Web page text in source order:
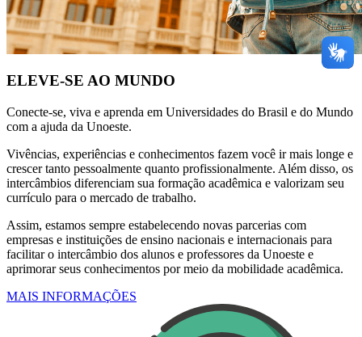
ELEVE-SE AO MUNDO
Conecte-se, viva e aprenda em Universidades do Brasil e do Mundo
com a ajuda da Unoeste.
Vivências, experiências e conhecimentos fazem você ir mais longe e
crescer tanto pessoalmente quanto profissionalmente. Além disso, os
intercâmbios diferenciam sua formação acadêmica e valorizam seu
currículo para o mercado de trabalho.
Assim, estamos sempre estabelecendo novas parcerias com
empresas e instituições de ensino nacionais e internacionais para
facilitar o intercâmbio dos alunos e professores da Unoeste e
aprimorar seus conhecimentos por meio da mobilidade acadêmica.
MAIS INFORMAÇÕES